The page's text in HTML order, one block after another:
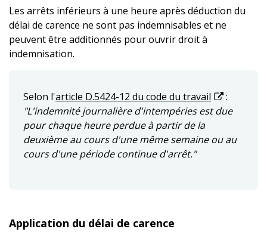
Les arrêts inférieurs à une heure après déduction du
délai de carence ne sont pas indemnisables et ne
peuvent être additionnés pour ouvrir droit à
indemnisation.
Selon l'article D.5424-12 du code du travail
:
"L'indemnité journalière d'intempéries est due
pour chaque heure perdue à partir de la
deuxième au cours d'une même semaine ou au
cours d'une période continue d'arrêt."
Application du délai de carence